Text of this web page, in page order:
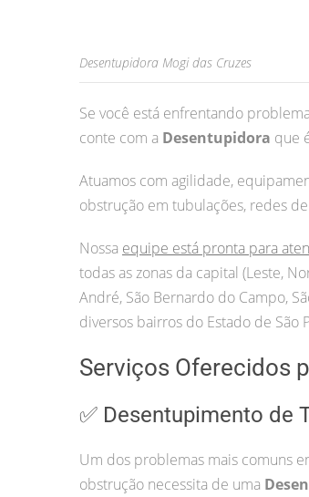
Desentupidora Mogi das Cruzes
Se você está enfrentando
conte com a Desentupidora que
Atuamos com agilidade,
obstrução em tubulações, redes
Nossa equipe está pronta para
todas as zonas da capital (Leste,
André, São Bernardo do Campo,
diversos bairros do Estado de São
Serviços Oferecidos
✅ Desentupimento de
Um dos problemas mais comuns
obstrução necessita de uma